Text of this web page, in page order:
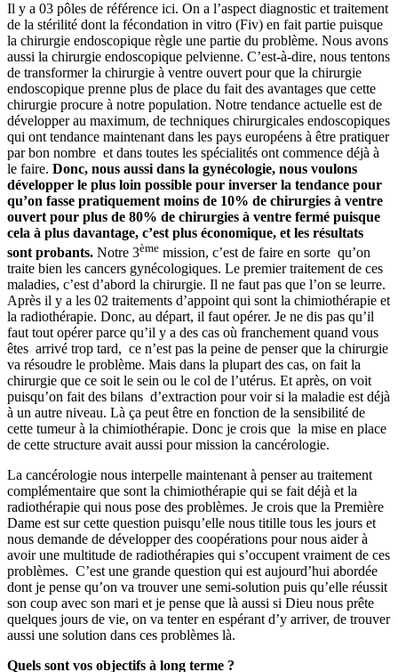
Il y a 03 pôles de référence ici. On a l’aspect diagnostic et traitement
de la stérilité dont la fécondation in vitro (Fiv) en fait partie puisque
la chirurgie endoscopique règle une partie du problème. Nous avons
aussi la chirurgie endoscopique pelvienne. C’est-à-dire, nous tentons
de transformer la chirurgie à ventre ouvert pour que la chirurgie
endoscopique prenne plus de place du fait des avantages que cette
chirurgie procure à notre population. Notre tendance actuelle est de
développer au maximum, de techniques chirurgicales endoscopiques
qui ont tendance maintenant dans les pays européens à être pratiquer
par bon nombre et dans toutes les spécialités ont commence déjà à
le faire. Donc, nous aussi dans la gynécologie, nous voulons
développer le plus loin possible pour inverser la tendance pour
qu’on fasse pratiquement moins de 10% de chirurgies à ventre
ouvert pour plus de 80% de chirurgies à ventre fermé puisque
cela à plus davantage, c’est plus économique, et les résultats
sont probants. Notre 3ème mission, c’est de faire en sorte qu’on
traite bien les cancers gynécologiques. Le premier traitement de ces
maladies, c’est d’abord la chirurgie. Il ne faut pas que l’on se leurre.
Après il y a les 02 traitements d’appoint qui sont la chimiothérapie et
la radiothérapie. Donc, au départ, il faut opérer. Je ne dis pas qu’il
faut tout opérer parce qu’il y a des cas où franchement quand vous
êtes arrivé trop tard, ce n’est pas la peine de penser que la chirurgie
va résoudre le problème. Mais dans la plupart des cas, on fait la
chirurgie que ce soit le sein ou le col de l’utérus. Et après, on voit
puisqu’on fait des bilans d’extraction pour voir si la maladie est déjà
à un autre niveau. Là ça peut être en fonction de la sensibilité de
cette tumeur à la chimiothérapie. Donc je crois que la mise en place
de cette structure avait aussi pour mission la cancérologie.
La cancérologie nous interpelle maintenant à penser au traitement
complémentaire que sont la chimiothérapie qui se fait déjà et la
radiothérapie qui nous pose des problèmes. Je crois que la Première
Dame est sur cette question puisqu’elle nous titille tous les jours et
nous demande de développer des coopérations pour nous aider à
avoir une multitude de radiothérapies qui s’occupent vraiment de ces
problèmes. C’est une grande question qui est aujourd’hui abordée
dont je pense qu’on va trouver une semi-solution puis qu’elle réussit
son coup avec son mari et je pense que là aussi si Dieu nous prête
quelques jours de vie, on va tenter en espérant d’y arriver, de trouver
aussi une solution dans ces problèmes là.
Quels sont vos objectifs à long terme ?